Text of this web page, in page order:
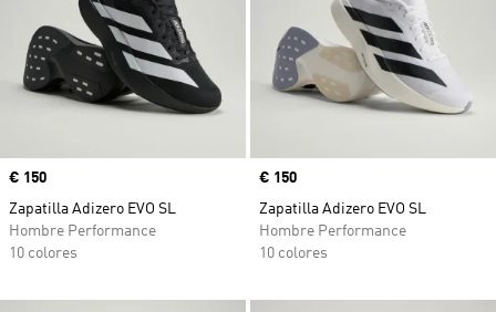
Precio
€ 150
Zapatilla Adizero EVO SL
Hombre Performance
10 colores
Precio
€ 150
Zapatilla Adizero EVO SL
Hombre Performance
10 colores